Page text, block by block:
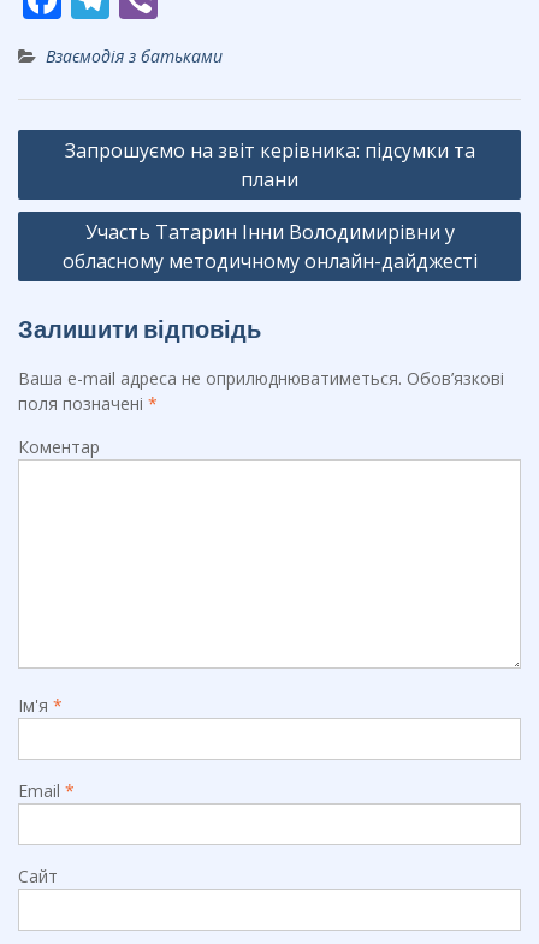
e
b
o
o
el
e
gr
a
m
er
Взаємодія з батьками
Навігація
Запрошуємо на звіт керівника: підсумки та
плани
Участь Татарин Інни Володимирівни у
обласному методичному онлайн-дайджесті
Залишити відповідь
Ваша e-mail адреса не оприлюднюватиметься. Обов’язкові
поля позначені *
Коментар
Ім'я *
Email *
Сайт